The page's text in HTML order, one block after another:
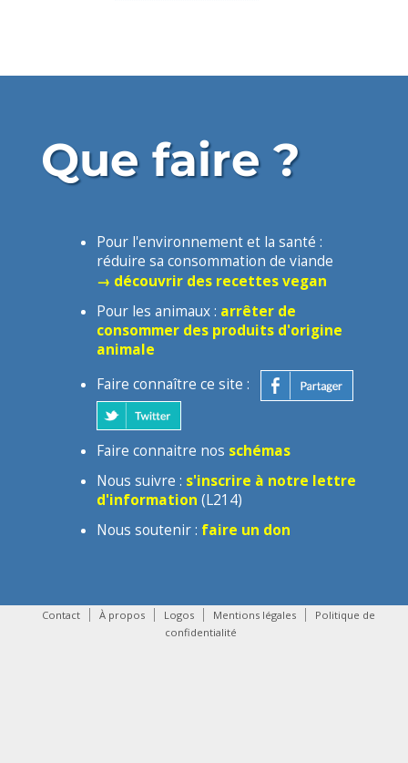
Que faire ?
Pour l'environnement et la santé :
réduire sa consommation de viande
→ découvrir des recettes vegan
Pour les animaux : arrêter de
consommer des produits d'origine
animale
Faire connaître ce site :
Faire connaitre nos schémas
Nous suivre : s'inscrire à notre lettre
d'information (L214)
Nous soutenir : faire un don
Contact À propos Logos Mentions légales
Politique de
confidentialité